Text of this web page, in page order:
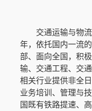
交通运输与物流
年，依托国内一流
部、面向全国，积
输、交通工程、交
相关行业提供非全
业务培训、管理与
国既有铁路提速、